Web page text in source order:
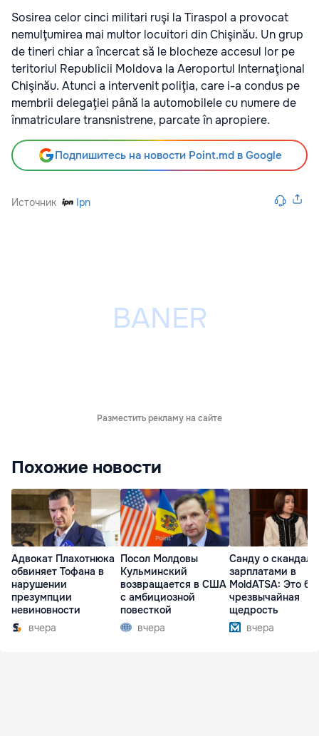
Sosirea celor cinci militari ruşi la Tiraspol a provocat
nemulţumirea mai multor locuitori din Chişinău. Un grup
de tineri chiar a încercat să le blocheze accesul lor pe
teritoriul Republicii Moldova la Aeroportul Internaţional
Chişinău. Atunci a intervenit poliţia, care i-a condus pe
membrii delegaţiei până la automobilele cu numere de
înmatriculare transnistrene, parcate în apropiere.
Подпишитесь на новости Point.md в Google
Источник Ipn
Разместить рекламу на сайте
Похожие новости
Адвокат Плахотнюка
обвиняет Тофана в
нарушении
презумпции
невиновности
вчера
Посол Молдовы
Кульминский
возвращается в США
с амбициозной
повесткой
вчера
Санду о
зарплатами в
MoldATSA: Это
чрезвычайная
щедрость
вчера